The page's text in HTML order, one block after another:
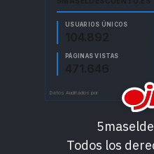
Todos los